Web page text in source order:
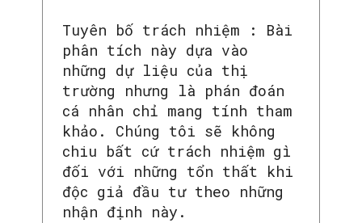
Tuyên bố trách nhiệm : Bài
phân tích này dựa vào
những dự liệu của thị
trường nhưng là phán đoán
cá nhân chỉ mang tính tham
khảo. Chúng tôi sẽ không
chiu bất cứ trách nhiệm gì
đối với những tổn thất khi
độc giả đầu tư theo những
nhận định này.